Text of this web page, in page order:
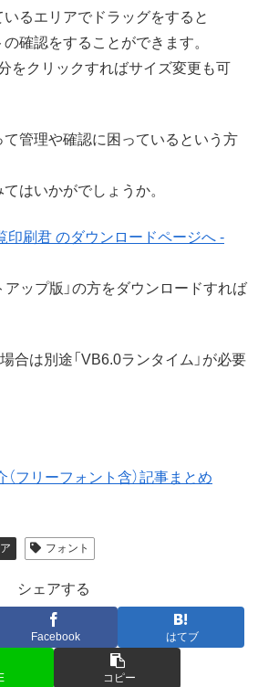
るエリアでドラッグをすると
確認をすることができます。
をクリックすればサイズ変更も可
管理や確認に困っているという方
はいかがでしょうか。
印刷君 のダウンロードページへ -
プ版」の方をダウンロードすれば
合は別途「VB6.0ランタイム」が必要
フリーフォント含）記事まとめ
フォント
シェアする
Facebook はてブ
コピー